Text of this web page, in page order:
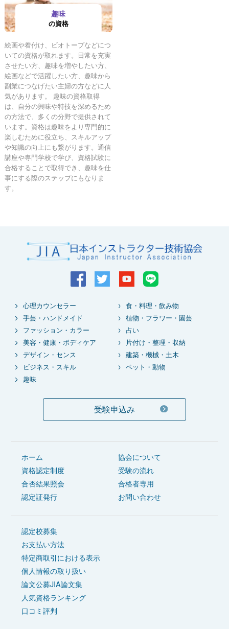
趣味
の資格
絵画や着付け、ビオトープなどにつ
いての資格が取れます。日常を充実
させたい方、趣味を増やしたい方、
絵画などで活躍したい方、趣味から
副業につなげたい主婦の方などに人
気があります。 趣味の資格取得
は、自分の興味や特技を深めるため
の方法で、多くの分野で提供されて
います。資格は趣味をより専門的に
楽しむために役立ち、スキルアップ
や知識の向上にも繋がります。通信
講座や専門学校で学び、資格試験に
合格することで取得でき、趣味を仕
事にする際のステップにもなりま
す。
心理カウンセラー
食・料理・飲み物
手芸・ハンドメイド
植物・フラワー・園芸
ファッション・カラー
占い
美容・健康・ボディケア
片付け・整理・収納
デザイン・センス
建築・機械・土木
ビジネス・スキル
ペット・動物
趣味
受験申込み
ホーム
協会について
資格認定制度
受験の流れ
合否結果照会
合格者専用
認定証発行
お問い合わせ
認定校募集
お支払い方法
特定商取引における表示
個人情報の取り扱い
論文公募JIA論文集
人気資格ランキング
口コミ評判